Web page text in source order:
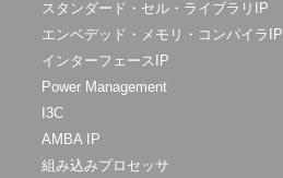
スタンダード・セル・ライブラリIP
エンベデッド・メモリ・コンパイラIP
インターフェースIP
Power Management
I3C
AMBA IP
組み込みプロセッサ